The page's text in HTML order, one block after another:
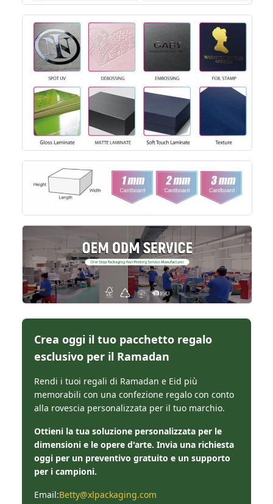
Crea oggi il tuo pacchetto regalo
esclusivo per il Ramadan
Rendi i tuoi regali di Ramadan e Eid più
memorabili con una confezione regalo con conto
alla rovescia personalizzata per il tuo marchio.
Ottieni la tua soluzione personalizzata per le
dimensioni e le opere d'arte. Invia una richiesta
oggi per un preventivo gratuito e un supporto
per i campioni.
Email:Betty@xlpackaging.com